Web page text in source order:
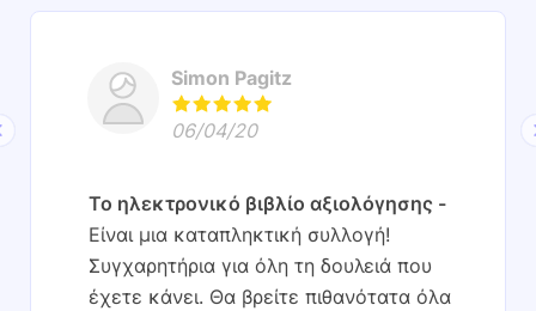
Simon Pagitz
06/04/20
Το ηλεκτρονικό βιβλίο αξιολόγησης
Είναι μια καταπληκτική συλλογή!
Συγχαρητήρια για όλη τη δουλειά που
έχετε κάνει. Θα βρείτε πιθανότατα όλα